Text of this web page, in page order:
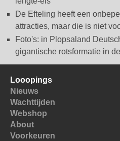
De Efteling heeft een
attracties, maar die is niet
Foto's: in Plopsaland
gigantische rotsformatie in
Looopings
Nieuws
Wachttijden
Webshop
About
Voorkeuren